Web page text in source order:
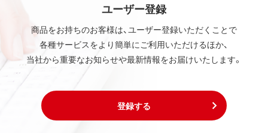
ユーザー登録
商品をお持ちのお客様は、ユーザー登録いただくことで
各種サービスをより簡単にご利用いただけるほか、
当社から重要なお知らせや最新情報をお届けいたします。
登録する